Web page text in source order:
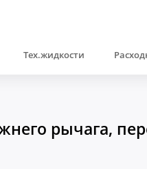
Тех.жидкости
рычага,